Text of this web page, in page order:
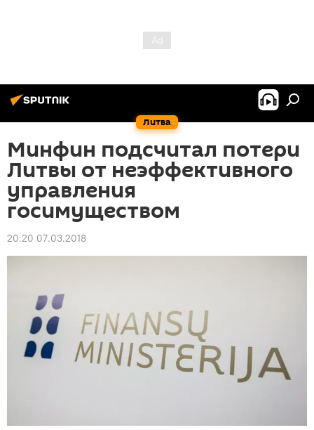
Литва
Минфин подсчитал потери
Литвы от неэффективного
управления
госимуществом
20:20 07.03.2018